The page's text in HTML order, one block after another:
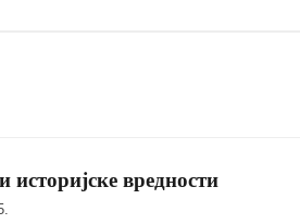
историјске вредности